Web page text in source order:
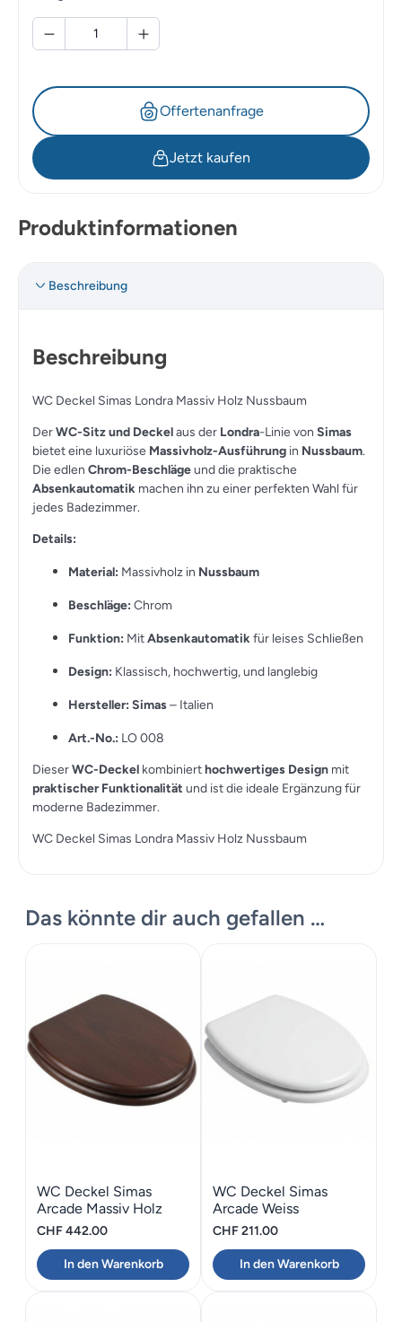
Offertenanfrage
Jetzt kaufen
Produktinformationen
Beschreibung
Beschreibung
WC Deckel Simas Londra Massiv Holz Nussbaum
DerWC-Sitz und Deckelaus der Londra-Linie von Simas
bietet eine luxuriöse Massivholz-Ausführung in Nussbaum.
Die edlen Chrom-Beschlägeund die praktische
Absenkautomatik machen ihn zu einer perfekten Wahl für
jedes Badezimmer.
Details:
Material: Massivholz in Nussbaum
Beschläge: Chrom
Funktion: MitAbsenkautomatikfür leises Schließen
Design: Klassisch, hochwertig, und langlebig
Hersteller: Simas– Italien
Art.-No.: LO 008
DieserWC-Deckel kombinierthochwertiges Design mit
praktischer Funktionalität und ist die ideale Ergänzung für
moderne Badezimmer.
WC Deckel Simas Londra Massiv Holz Nussbaum
Das könnte dir auch gefallen …
WC Deckel Simas
Arcade Massiv Holz
Nussbaum
CHF442.00
In den Warenkorb
WC Deckel Simas
Arcade Weiss
CHF211.00
In den Warenkorb